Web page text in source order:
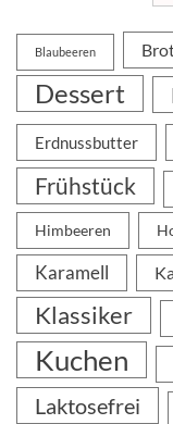
Blaubeeren
Dessert
Erdnussbutter
Frühstück
Himbeeren
Karamell
Klassiker
Kuchen
Laktosefrei